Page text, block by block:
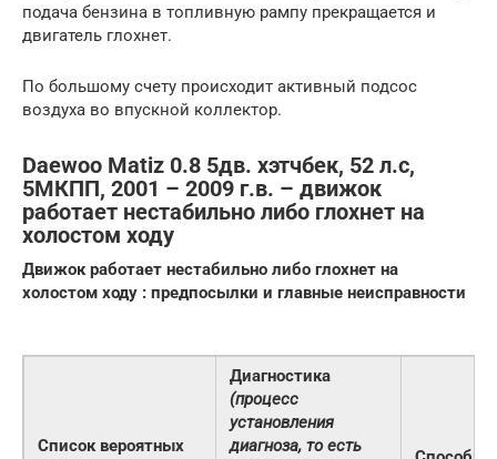
подача бензина в топливную рампу прекращается и
двигатель глохнет.
По большому счету происходит активный подсос
воздуха во впускной коллектор.
Daewoo Matiz 0.8 5дв. хэтчбек, 52 л.с,
5МКПП, 2001 – 2009 г.в. – движок
работает нестабильно либо глохнет на
холостом ходу
Движок работает нестабильно либо глохнет на
холостом ходу : предпосылки и главные неисправности
Список вероятных
Диагностика
(процесс
установления
диагноза, то есть